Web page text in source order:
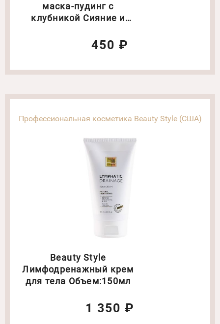
маска-пудинг с
клубникой Сияние и
450 ₽
Профессиональная косметика Beauty Style (США)
Beauty Style
Лимфодренажный крем
для тела Объем:150мл
1 350 ₽